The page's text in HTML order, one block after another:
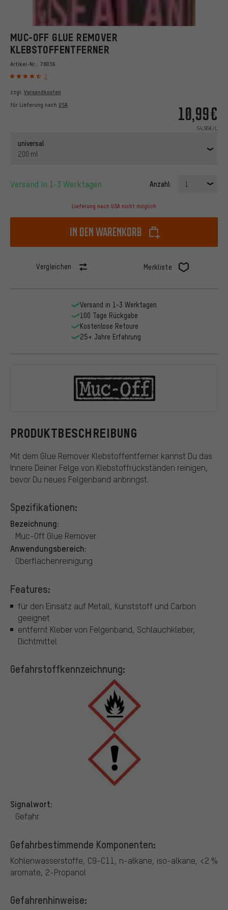
MUC-OFF GLUE REMOVER
KLEBSTOFFENTFERNER
Artikel-Nr.: 78036
3
10,99€
54,95€/L
zzgl. Versandkosten
für Lieferung nach USA
universal
200 ml
Versand in 1-3 Werktagen Anzahl: 1
Lieferung nach USA nicht möglich
In den Warenkorb
Vergleichen Merkliste
PRODUKTBESCHREIBUNG
Mit dem Glue Remover Klebstoffentferner kannst Du das
Innere Deiner Felge von Klebstoffrückständen reinigen,
bevor Du neues Felgenband anbringst.
Spezifikationen:
Bezeichnung:
Muc-Off Glue Remover
Anwendungsbereich:
Oberflächenreinigung
Features:
für den Einsatz auf Metall, Kunststoff und Carbon
geeignet
entfernt Kleber von Felgenband, Schlauchkleber,
Dichtmittel
Gefahrstoffkennzeichnung:
Signalwort:
Gefahr
Gefahrbestimmende Komponenten:
Kohlenwasserstoffe, C9-C11, n-alkane, iso-alkane, <2 %
aromate, 2-Propanol
Gefahrenhinweise:
Versand in 1-3 Werktagen
100 Tage Rückgabe
Kostenlose Retoure
25+ Jahre Erfahrung